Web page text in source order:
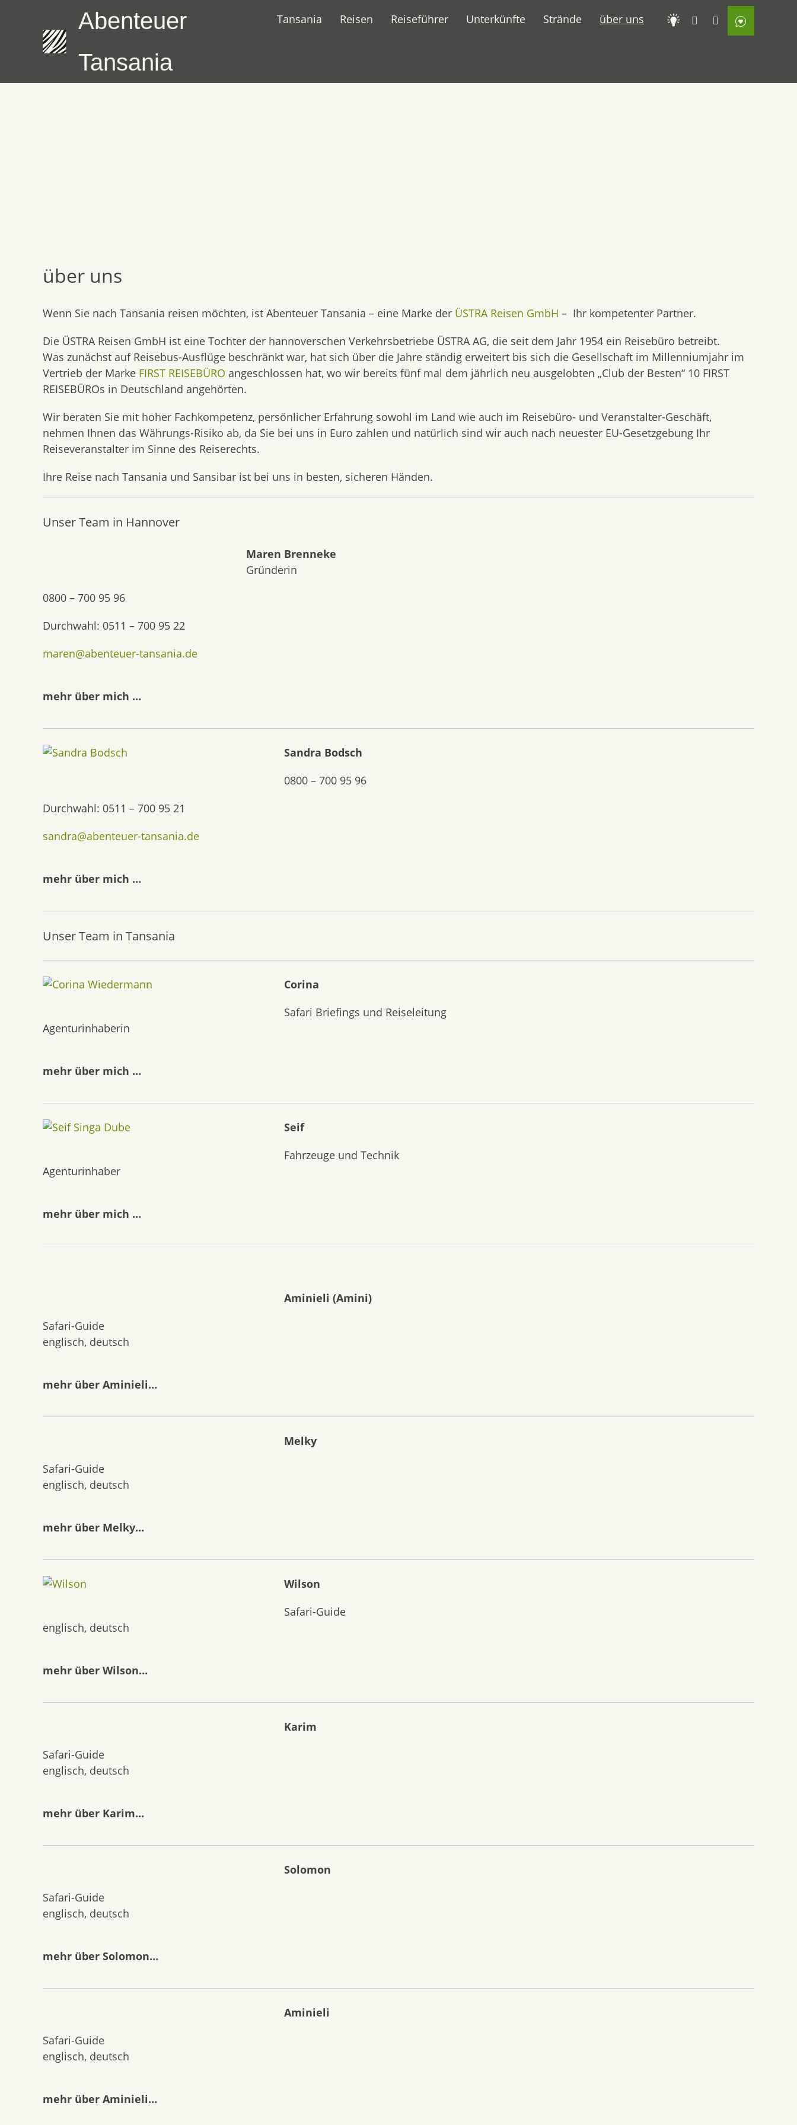
Abenteuer
Tansania
Tansania Reisen Reiseführer Unterkünfte Strände über uns
über uns
Wenn Sie nach Tansania reisen möchten, ist Abenteuer Tansania – eine Marke der ÜSTRA Reisen GmbH – Ihr kompetenter Partner.
Die ÜSTRA Reisen GmbH ist eine Tochter der hannoverschen Verkehrsbetriebe ÜSTRA AG, die seit dem Jahr 1954 ein Reisebüro betreibt.
Was zunächst auf Reisebus-Ausflüge beschränkt war, hat sich über die Jahre ständig erweitert bis sich die Gesellschaft im Millenniumjahr im
Vertrieb der Marke FIRST REISEBÜRO angeschlossen hat, wo wir bereits fünf mal dem jährlich neu ausgelobten „Club der Besten“ 10 FIRST
REISEBÜROs in Deutschland angehörten.
Wir beraten Sie mit hoher Fachkompetenz, persönlicher Erfahrung sowohl im Land wie auch im Reisebüro- und Veranstalter-Geschäft,
nehmen Ihnen das Währungs-Risiko ab, da Sie bei uns in Euro zahlen und natürlich sind wir auch nach neuester EU-Gesetzgebung Ihr
Reiseveranstalter im Sinne des Reiserechts.
Ihre Reise nach Tansania und Sansibar ist bei uns in besten, sicheren Händen.
Unser Team in Hannover
Maren Brenneke
Gründerin
0800 – 700 95 96
Durchwahl: 0511 – 700 95 22
maren@abenteuer-tansania.de
mehr über mich …
Sandra Bodsch
0800 – 700 95 96
Durchwahl: 0511 – 700 95 21
sandra@abenteuer-tansania.de
mehr über mich …
Unser Team in Tansania
Corina
Safari Briefings und Reiseleitung
Agenturinhaberin
mehr über mich …
Seif
Fahrzeuge und Technik
Agenturinhaber
mehr über mich …
Aminieli (Amini)
Safari-Guide
englisch, deutsch
mehr über Aminieli…
Melky
Safari-Guide
englisch, deutsch
mehr über Melky…
Wilson
Safari-Guide
englisch, deutsch
mehr über Wilson…
Karim
Safari-Guide
englisch, deutsch
mehr über Karim…
Solomon
Safari-Guide
englisch, deutsch
mehr über Solomon…
Aminieli
Safari-Guide
englisch, deutsch
mehr über Aminieli…